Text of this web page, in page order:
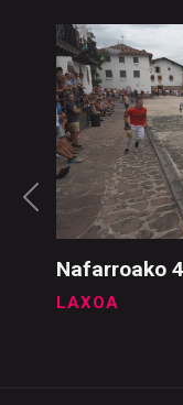
Nafarroako
LAXOA